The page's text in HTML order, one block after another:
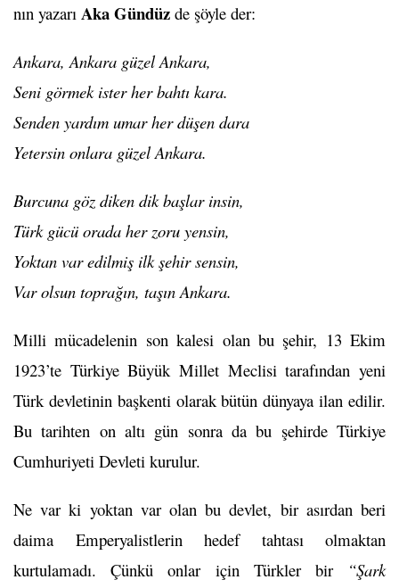
nın yazarı Aka Gündüz de şöyle der:
Ankara, Ankara güzel Ankara,
Seni görmek ister her bahtı kara.
Senden yardım umar her düşen dara
Yetersin onlara güzel Ankara.
Burcuna göz diken dik başlar insin,
Türk gücü orada her zoru yensin,
Yoktan var edilmiş ilk şehir sensin,
Var olsun toprağın, taşın Ankara.
Milli mücadelenin son kalesi olan bu şehir, 13 Ekim
1923’te Türkiye Büyük Millet Meclisi tarafından yeni
Türk devletinin başkenti olarak bütün dünyaya ilan edilir.
Bu tarihten on altı gün sonra da bu şehirde Türkiye
Cumhuriyeti Devleti kurulur.
Ne var ki yoktan var olan bu devlet, bir asırdan beri
daima Emperyalistlerin hedef tahtası olmaktan
kurtulamadı. Çünkü onlar için Türkler bir
“Şark